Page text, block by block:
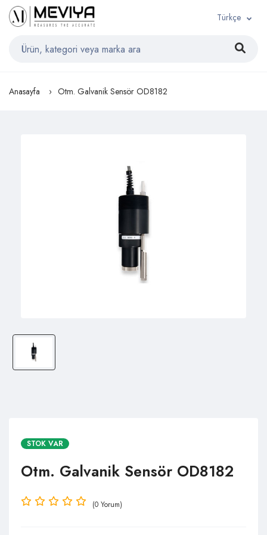
Türkçe
Anasayfa Otm. Galvanik Sensör OD8182
STOK VAR
Otm. Galvanik Sensör OD8182
(0 Yorum)